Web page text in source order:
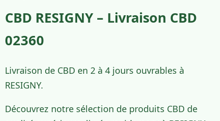
CBD RESIGNY – Livraison CBD
02360
Livraison de CBD en 2 à 4 jours ouvrables à
RESIGNY.
Découvrez notre sélection de produits CBD de